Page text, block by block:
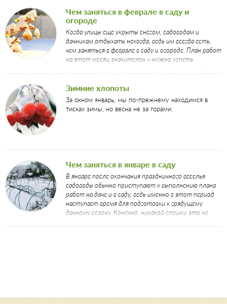
быстро сориентирует в текущих работах по саду и огороду. Итак,
приступим:
Чем заняться в феврале в саду и
огороде
Когда улицы еще укрыты снегом, садоводам и
дачникам отдыхать некогда, ведь им всегда есть,
чем заняться в феврале в саду и огороде. План работ
на этот месяц значителен – нужно успеть
последний зимний месяц дел в саду будет предостаточно.
Зимние хлопоты
За окном январь, мы по-прежнему находимся в
тисках зимы, но весна не за горами.
Чем заняться в январе в саду
В январе после окончания праздничного веселья
садоводы обычно приступают к выполнению плана
работ на даче и в саду, ведь именно в этот период
наступает время для подготовки к грядущему
дачному сезону. Конечно, никакой спешки это не